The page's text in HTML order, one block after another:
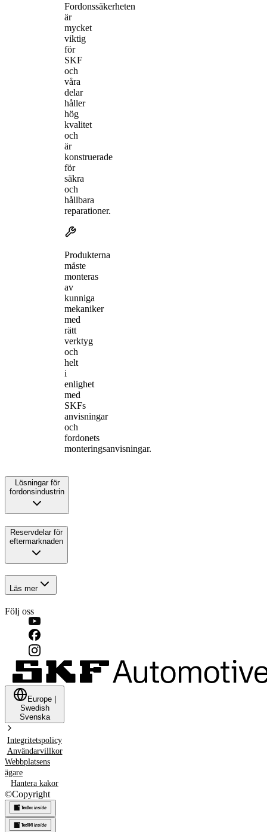
Fordonssäkerheten
är
mycket
viktig
för
SKF
och
våra
delar
håller
hög
kvalitet
och
är
konstruerade
för
säkra
och
hållbara
reparationer.
Produkterna
måste
monteras
av
kunniga
mekaniker
med
rätt
verktyg
och
helt
i
enlighet
med
SKFs
anvisningar
och
fordonets
monteringsanvisningar.
Lösningar för
fordonsindustrin
Reservdelar för
eftermarknaden
Läs mer
Följ oss
Europe
Swedish
Svenska
Integritetspolicy
Användarvillkor
Webbplatsens
ägare
Hantera kakor
©Copyright